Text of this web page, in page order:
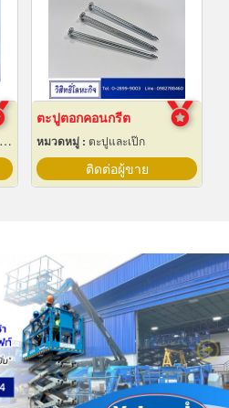
ตะปูตอกคอนกรีต
หมวดหมู่ : ตะปูและเป๊ก
ติดต่อผู้ขาย